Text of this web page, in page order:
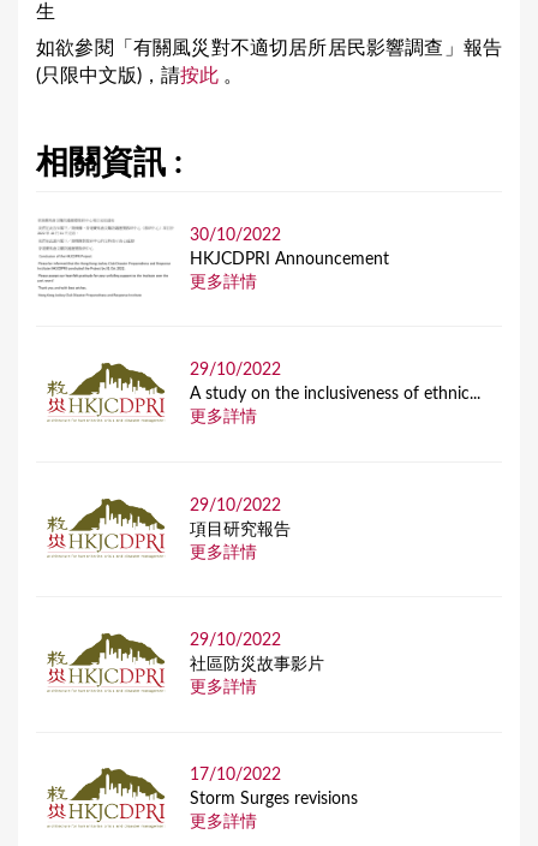
生
如欲參閱「有關風災對不適切居所居民影響調查」報告
(只限中文版)，請按此 。
相關資訊 :
30/10/2022
HKJCDPRI Announcement
更多詳情
29/10/2022
A study on the inclusiveness of ethnic...
更多詳情
29/10/2022
項目研究報告
更多詳情
29/10/2022
社區防災故事影片
更多詳情
17/10/2022
Storm Surges revisions
更多詳情